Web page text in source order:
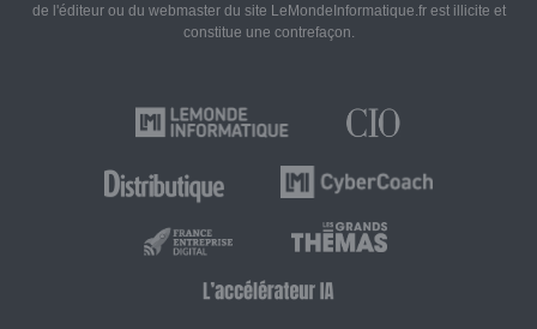
de l'éditeur ou du webmaster du site LeMondeInformatique.fr est illicite et
constitue une contrefaçon.